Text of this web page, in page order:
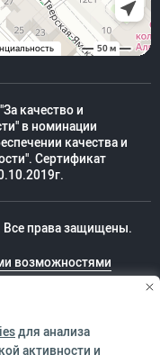
качество и
в номинации
качества и
Сертификат
права защищены.
возможностями
для анализа
активности и